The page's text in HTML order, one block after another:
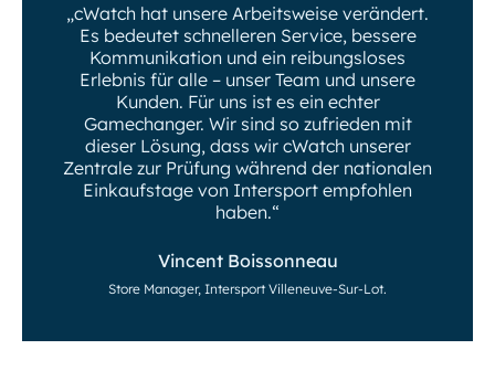
„cWatch hat unsere Arbeitsweise verändert.
Es bedeutet schnelleren Service, bessere
Kommunikation und ein reibungsloses
Erlebnis für alle – unser Team und unsere
Kunden. Für uns ist es ein echter
Gamechanger. Wir sind so zufrieden mit
dieser Lösung, dass wir cWatch unserer
Zentrale zur Prüfung während der nationalen
Einkaufstage von Intersport empfohlen
haben.“
Vincent Boissonneau
Store Manager, Intersport Villeneuve-Sur-Lot.